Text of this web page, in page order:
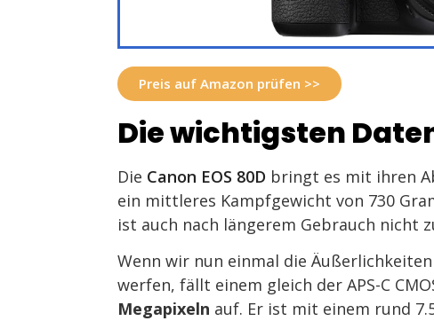
Preis auf Amazon prüfen >>
Die wichtigsten
Die Canon EOS 80D bringt es mit ihren
ein mittleres Kampfgewicht von 730
ist auch nach längerem Gebrauch nicht
Wenn wir nun einmal die
werfen, fällt einem gleich der APS-C
Megapixeln auf. Er ist mit einem rund